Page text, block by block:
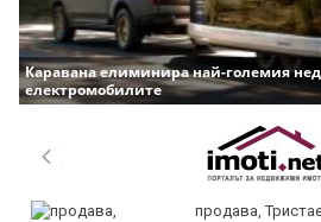
Каравана елиминира най-големия
електромобилите
продава,